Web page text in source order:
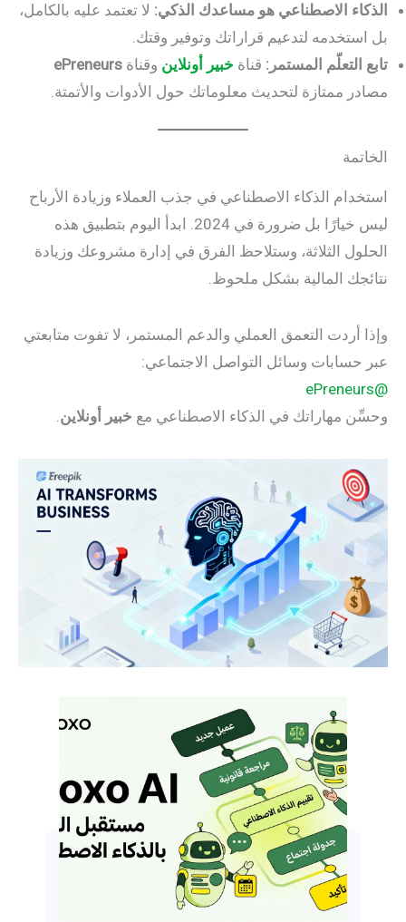
الذكاء الاصطناعي هو مساعدك الذكي: لا تعتمد عليه بالكامل،
بل استخدمه لتدعيم قراراتك وتوفير وقتك.
تابع التعلّم المستمر: قناة خبير أونلاين وقناة ePreneurs
مصادر ممتازة لتحديث معلوماتك حول الأدوات والأتمتة.
الخاتمة
استخدام الذكاء الاصطناعي في جذب العملاء وزيادة الأرباح
ليس خيارًا بل ضرورة في 2024. ابدأ اليوم بتطبيق هذه
الحلول الثلاثة، وستلاحظ الفرق في إدارة مشروعك وزيادة
نتائجك المالية بشكل ملحوظ.
وإذا أردت التعمق العملي والدعم المستمر، لا تفوت متابعتي
عبر حسابات وسائل التواصل الاجتماعي:
@ePreneurs
وحسِّن مهاراتك في الذكاء الاصطناعي مع خبير أونلاين